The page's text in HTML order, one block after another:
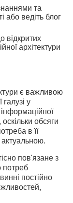
та
або ведіть блог
відкритих
архітектури
є важливою
у
обсяги
в її
актуальною.
пов'язане з
потреб
постійно